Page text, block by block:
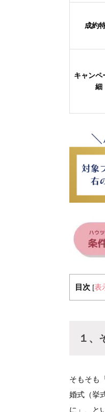
成約
キャンペ
細
目次 [表
１、
そもそも
婚式（挙
に」、と